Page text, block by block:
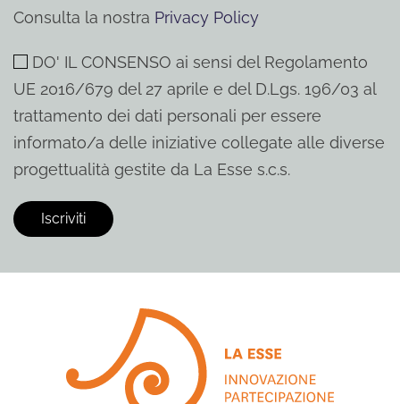
Consulta la nostra Privacy Policy
DO' IL CONSENSO ai sensi del Regolamento
UE 2016/679 del 27 aprile e del D.Lgs. 196/03 al
trattamento dei dati personali per essere
informato/a delle iniziative collegate alle diverse
progettualità gestite da La Esse s.c.s.